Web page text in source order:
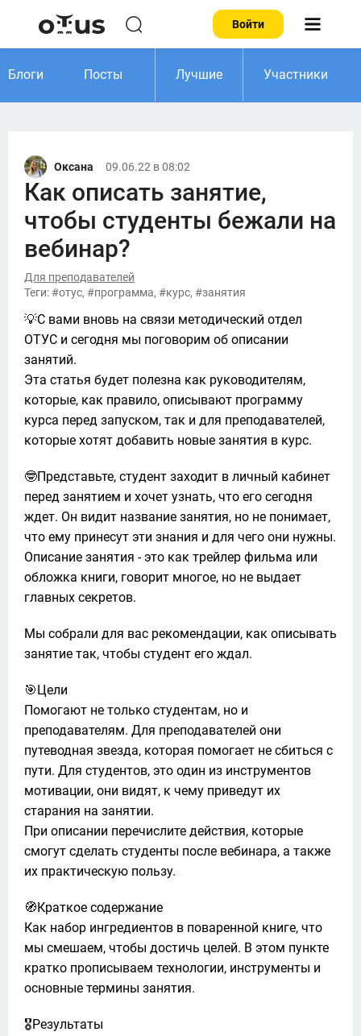
Войти
Блоги Посты Лучшие Участники
Оксана 09.06.22 в 08:02
Как описать занятие,
чтобы студенты бежали на
вебинар?
Для преподавателей
Теги: #отус, #программа, #курс, #занятия
💡С вами вновь на связи методический отдел
ОТУС и сегодня мы поговорим об описании
занятий.
Эта статья будет полезна как руководителям,
которые, как правило, описывают программу
курса перед запуском, так и для преподавателей,
которые хотят добавить новые занятия в курс.
🤓Представьте, студент заходит в личный кабинет
перед занятием и хочет узнать, что его сегодня
ждет. Он видит название занятия, но не понимает,
что ему принесут эти знания и для чего они нужны.
Описание занятия - это как трейлер фильма или
обложка книги, говорит многое, но не выдает
главных секретов.
Мы собрали для вас рекомендации, как описывать
занятие так, чтобы студент его ждал.
🎯Цели
Помогают не только студентам, но и
преподавателям. Для преподавателей они
путеводная звезда, которая помогает не сбиться с
пути. Для студентов, это один из инструментов
мотивации, они видят, к чему приведут их
старания на занятии.
При описании перечислите действия, которые
смогут сделать студенты после вебинара, а также
их практическую пользу.
🧭Краткое содержание
Как набор ингредиентов в поваренной книге, что
мы смешаем, чтобы достичь целей. В этом пункте
кратко прописываем технологии, инструменты и
основные термины занятия.
🎖️Результаты